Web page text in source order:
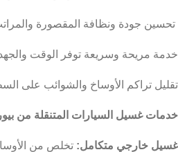
تحسين جودة ونظافة المقصورة
خدمة مريحة وسريعة توفر الوقت والجهد
تقليل تراكم الأوساخ والشوائب على
خدمات غسيل السيارات المتنقلة من
غسيل خارجي متكامل: تخلص من الأوساخ